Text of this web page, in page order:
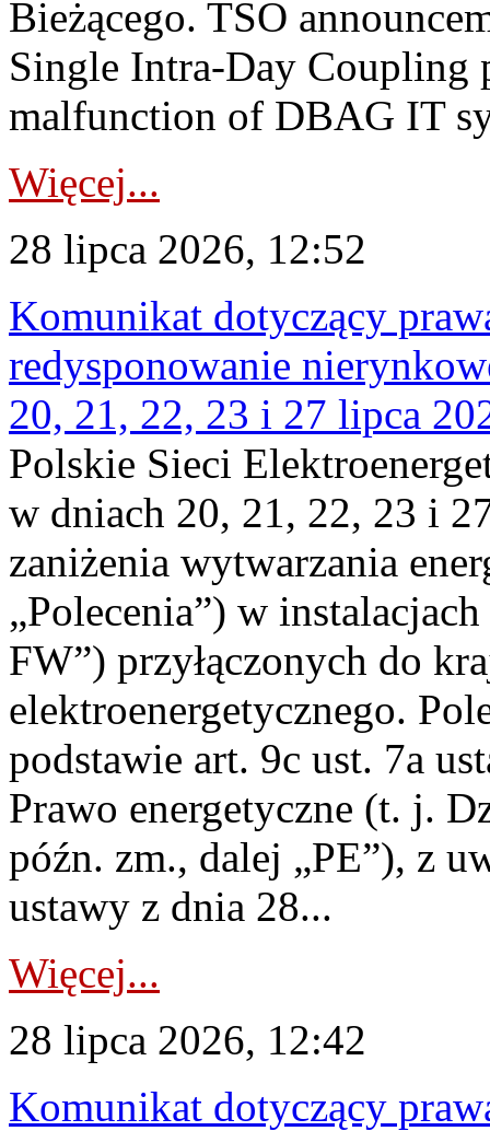
Bieżącego. TSO
Single Intra-Day Coupling
malfunction of DBAG IT
Więcej...
28 lipca 2026, 12:52
Komunikat dotyczący
redysponowanie
20, 21, 22, 23 i 27 lipca
Polskie Sieci
w dniach 20, 21, 22, 23 i
zaniżenia wytwarzania
„Polecenia”) w
FW”) przyłączonych do
elektroenergetycznego.
podstawie art. 9c ust. 7a
Prawo energetyczne (t. j.
późn. zm., dalej „PE”), z
ustawy z dnia 28...
Więcej...
28 lipca 2026, 12:42
Komunikat dotyczący